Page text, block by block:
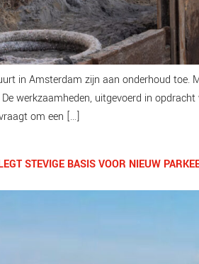
in Amsterdam zijn aan onderhoud
werkzaamheden, uitgevoerd in
om een […]
STEVIGE BASIS VOOR NIEUW